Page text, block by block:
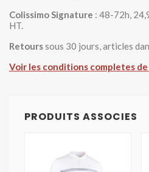
Colissimo Signature : 48-72h,
HT.
Retourssous 30 jours, articles
Voir les conditions completes
PRODUITS ASSOCIES